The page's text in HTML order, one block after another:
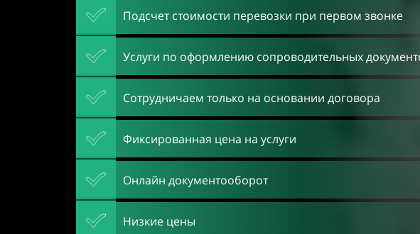
Подсчет стоимости перевозки при первом звонке
Услуги по оформлению сопроводительных
Сотрудничаем только на основании договора
Фиксированная цена на услуги
Онлайн документооборот
Низкие цены